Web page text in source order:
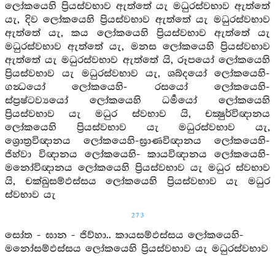
ලෝකයෙහි ප්‍රියස්වභාව ඇත්තේ යැ මධුරස්වභාව ඇත්තේ
යැ, දිව ලෝකයෙහි ප්‍රියස්වභාව ඇත්තේ යැ මධුරස්වභාව
ඇත්තේ යැ, කය ලෝකයෙහි ප්‍රියස්වභාව ඇත්තේ යැ
මධුරස්වභාව ඇත්තේ යැ, මනස ලෝකයෙහි ප්‍රියස්වභාව
ඇත්තේ යැ මධුරස්වභාව ඇත්තේ යි, රූපයෝ ලෝකයෙහි
ප්‍රියස්වභාව යැ මධුරස්වභාව යැ, ශබ්දයෝ ලෝකයෙහි-
ගන්‍ධයෝ ලෝකයෙහි- රසයෝ ලෝකයෙහි-
ස්ප්‍රෂ්ටව්‍යයෝ ලෝකයෙහි ධර්‍මයෝ ලෝකයෙහි
ප්‍රියස්වභාව යැ මධුර ස්වභාව යි, චක්‍ෂුර්විඥානය
ලෝකයෙහි ප්‍රියස්වභාව යැ මධුරස්වභාව යැ,
ශ්‍රොත්‍රවිඥානය ලෝකයෙහි-ඝ්‍රාණවිඥානය ලෝකයෙහි-
ජිහ්වා විඥානය ලෝකයෙහි- කායවිඥානය ලෝකයෙහි-
මනෝවිඥානය ලෝකයෙහි ප්‍රියස්වභාව යැ මධුර ස්වභාව
යි, චක්ඛුසම්ඵස්සය ලෝකයෙහි ප්‍රියස්වභාව යැ මධුර
ස්වභාව යැ
273
සෝත - ඝාන - ජිව්හා.. කායසම්ඵස්සය ලෝකයෙහි-
මනෝසම්ඵස්සය ලෝකයෙහි ප්‍රියස්වභාව යැ මධුරස්වභාව